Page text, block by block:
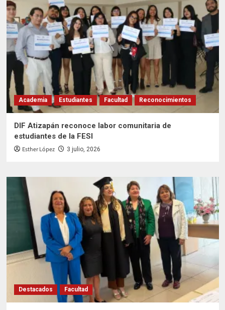
Academia Estudiantes Facultad Reconocimientos
DIF Atizapán reconoce labor comunitaria de
estudiantes de la FESI
Esther López 3 julio, 2026
Destacados Facultad